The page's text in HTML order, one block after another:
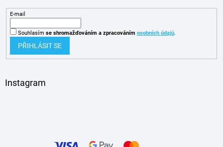
E-mail
Souhlasím se shromažďováním a zpracováním osobních údajů.
PŘIHLÁSIT SE
Instagram